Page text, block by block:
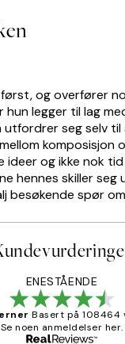
og overfører
hun legger til lag
seg selv til
komposisjon
ideer og ikke nok
hennes skiller seg
besøkende spør
ENESTÅENDE
Basert på 108464
Se noen anmeldelser her.